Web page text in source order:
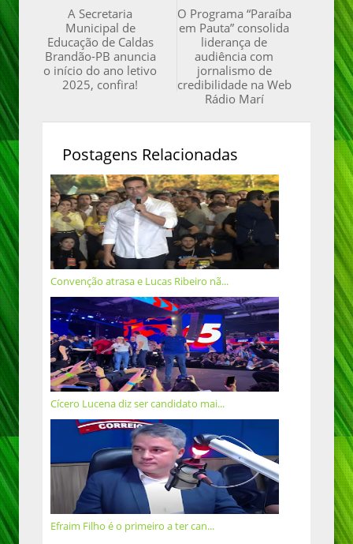
O Programa “Paraíba
em Pauta” consolida
liderança de
audiência com
jornalismo de
credibilidade na Web
Rádio Marí
A Secretaria
Municipal de
Educação de Caldas
Brandão-PB anuncia
o início do ano letivo
2025, confira!
Postagens Relacionadas
Convenção atrasa e Lucas Ribeiro nã...
Cícero Lucena diz ser candidato mai...
Efraim Filho é o primeiro a ter can...